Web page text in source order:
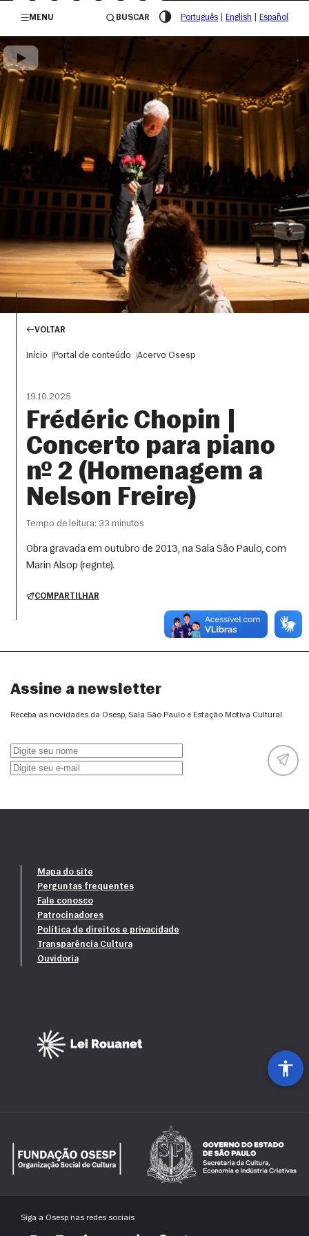
/governosp
MENU
BUSCAR Português English Español
VOLTAR
Início Portal de conteúdo Acervo Osesp
19.10.2025
Frédéric Chopin |
Concerto para piano
nº 2 (Homenagem a
Nelson Freire)
Tempo de leitura: 33 minutos
Obra gravada em outubro de 2013, na Sala São Paulo, com
Marin Alsop (regnte).
COMPARTILHAR
Assine a newsletter
Receba as novidades da Osesp, Sala São Paulo e Estação Motiva Cultural.
Mapa do site
Perguntas frequentes
Fale conosco
Patrocinadores
Política de direitos e privacidade
Transparência Cultura
Ouvidoria
Siga a Osesp nas redes sociais